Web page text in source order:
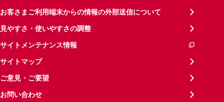
お客さまご利用端末からの情報の外部送信について
見やすさ・使いやすさの調整
サイトメンテナンス情報
サイトマップ
ご意見・ご要望
お問い合わせ